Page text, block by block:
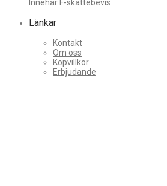
Innehar F-skattebevis
Länkar
Kontakt
Om oss
Köpvillkor
Erbjudande